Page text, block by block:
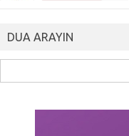
DUA ARAYIN